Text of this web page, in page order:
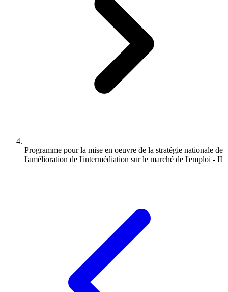
Programme pour la mise en oeuvre de la stratégie nationale de
l'amélioration de l'intermédiation sur le marché de l'emploi - II